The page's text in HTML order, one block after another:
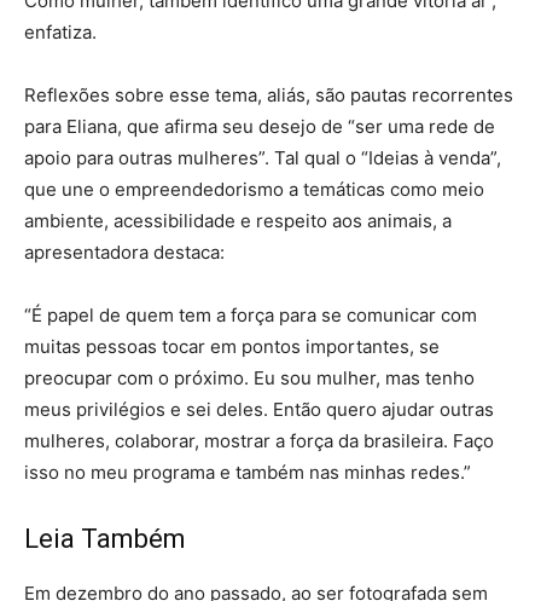
enfatiza.
Reflexões sobre esse tema, aliás, são pautas recorrentes
para Eliana, que afirma seu desejo de “ser uma rede de
apoio para outras mulheres”. Tal qual o “Ideias à venda”,
que une o empreendedorismo a temáticas como meio
ambiente, acessibilidade e respeito aos animais, a
apresentadora destaca:
“É papel de quem tem a força para se comunicar com
muitas pessoas tocar em pontos importantes, se
preocupar com o próximo. Eu sou mulher, mas tenho
meus privilégios e sei deles. Então quero ajudar outras
mulheres, colaborar, mostrar a força da brasileira. Faço
isso no meu programa e também nas minhas redes.”
Leia Também
Em dezembro do ano passado, ao ser fotografada sem